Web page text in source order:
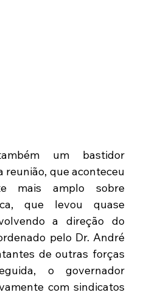
um bastidor
reunião, que aconteceu
mais amplo sobre
que levou quase
a direção do
pelo Dr. André
de outras forças
o governador
com sindicatos